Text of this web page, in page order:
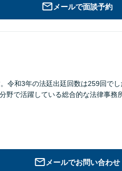
メールで面談予約
令和3年の法廷出廷回数は259回で
で活躍している総合的な法律事務
メールでお問い合わせ